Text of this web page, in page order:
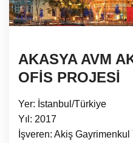
AKASYA AVM
OFİS PROJESİ
Yer: İstanbul/Türkiye
Yıl: 2017
İşveren: Akiş Gayrimenkul